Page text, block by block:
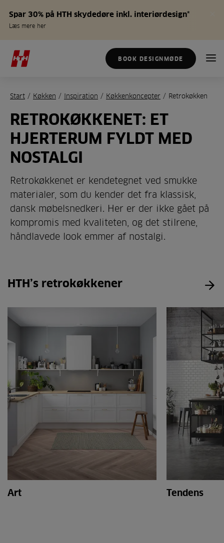
Spar 30% på HTH skydedøre inkl. interiørdesign*
Læs mere her
BOOK DESIGNMØDE
Start / Køkken / Inspiration / Køkkenkoncepter / Retrokøkken
RETROKØKKENET: ET
HJERTERUM FYLDT MED
NOSTALGI
Retrokøkkenet er kendetegnet ved smukke
materialer, som du kender det fra klassisk,
dansk møbelsnedkeri. Her er der ikke gået på
kompromis med kvaliteten, og det stilrene,
håndlavede look emmer af nostalgi.
HTH’s retrokøkkener
Art Tendens